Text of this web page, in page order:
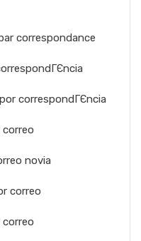
correspondance
correspondГЄncia
correo
novia
correo
correo